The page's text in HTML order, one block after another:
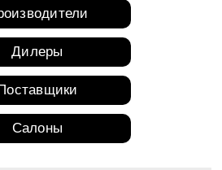
Дилеры
Салоны